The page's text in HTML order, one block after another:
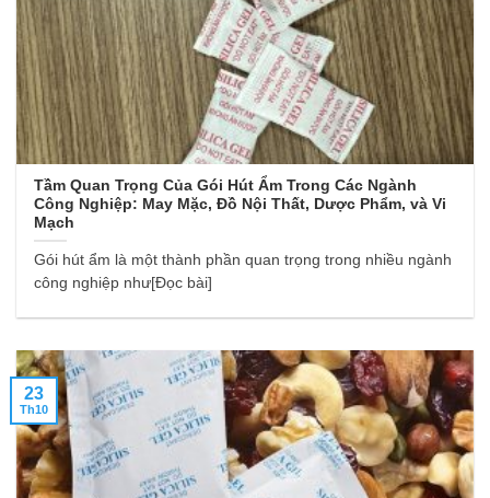
Tầm Quan Trọng Của Gói Hút Ẩm Trong Các Ngành
Công Nghiệp: May Mặc, Đồ Nội Thất, Dược Phẩm, và Vi
Mạch
Gói hút ẩm là một thành phần quan trọng trong nhiều ngành
công nghiệp như[Đọc bài]
23
Th10